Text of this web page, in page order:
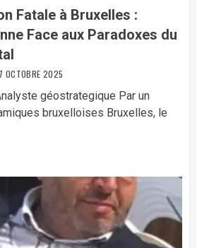
Fatale à Bruxelles :
Face aux Paradoxes du
OCTOBRE 2025
géostrategique Par un
bruxelloises Bruxelles, le